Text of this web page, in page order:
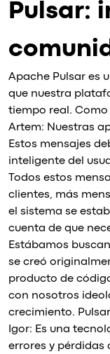
Pulsar:
Apache Pulsar es
que nuestra
tiempo real. Como
Artem: Nuestras
Estos mensajes
inteligente del
Todos estos
clientes, más
el sistema se
cuenta de que
Estábamos
se creó
producto de
con nosotros
crecimiento.
Igor: Es una
errores y pérdidas